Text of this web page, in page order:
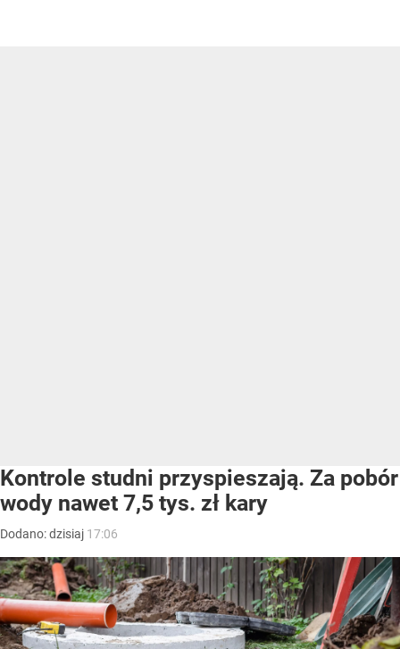
Kontrole studni przyspieszają. Za pobór
wody nawet 7,5 tys. zł kary
Dodano:dzisiaj 17:06